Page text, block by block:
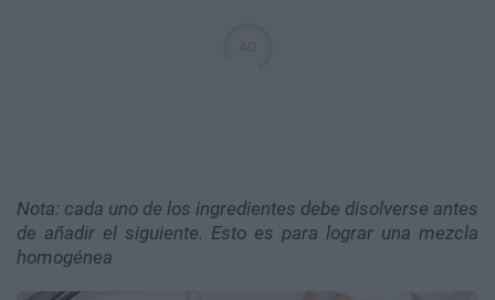
Nota: cada uno de los ingredientes debe disolverse antes
de añadir el siguiente. Esto es para lograr una mezcla
homogénea